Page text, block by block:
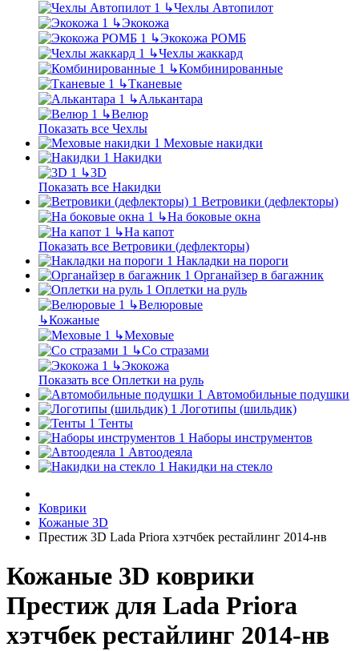
↳Чехлы Автопилот
↳Экокожа
↳Экокожа РОМБ
↳Чехлы жаккард
↳Комбинированные
↳Тканевые
↳Алькантара
↳Велюр
Показать все Чехлы
Меховые накидки
Накидки
↳3D
Показать все Накидки
Ветровики (дефлекторы)
↳На боковые окна
↳На капот
Показать все Ветровики (дефлекторы)
Накладки на пороги
Органайзер в багажник
Оплетки на руль
↳Велюровые
↳Кожаные
↳Меховые
↳Со стразами
↳Экокожа
Показать все Оплетки на руль
Автомобильные подушки
Логотипы (шильдик)
Тенты
Наборы инструментов
Автоодеяла
Накидки на стекло
Коврики
Кожаные 3D
Престиж 3D Lada Priora хэтчбек рестайлинг 2014-нв
Кожаные 3D коврики
Престиж для Lada Priora
хэтчбек рестайлинг 2014-нв